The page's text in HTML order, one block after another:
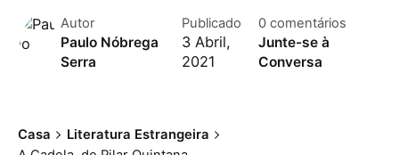
Autor
Paulo Nóbrega
Serra
Publicado
3 Abril,
2021
0 comentários
Junte-se à
Conversa
Casa
Literatura Estrangeira